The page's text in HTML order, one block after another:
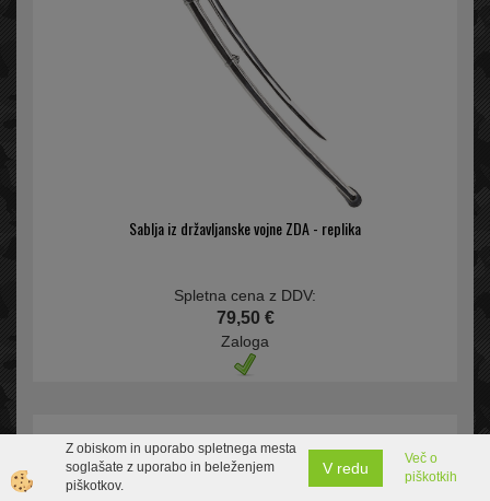
Sablja iz državljanske vojne ZDA - replika
Spletna cena z DDV:
79,50 €
Zaloga
Z obiskom in uporabo spletnega mesta
soglašate z uporabo in beleženjem
piškotkov.
V redu
Več o
piškotkih